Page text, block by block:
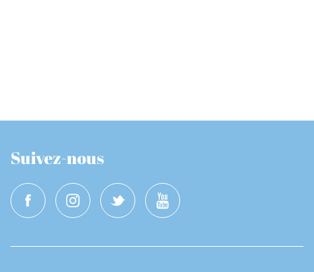
Suivez-nous